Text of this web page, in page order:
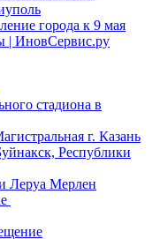
города к 9 мая
| ИновСервис.ру
стадиона в
г. Казань
Республики
Леруа Мерлен